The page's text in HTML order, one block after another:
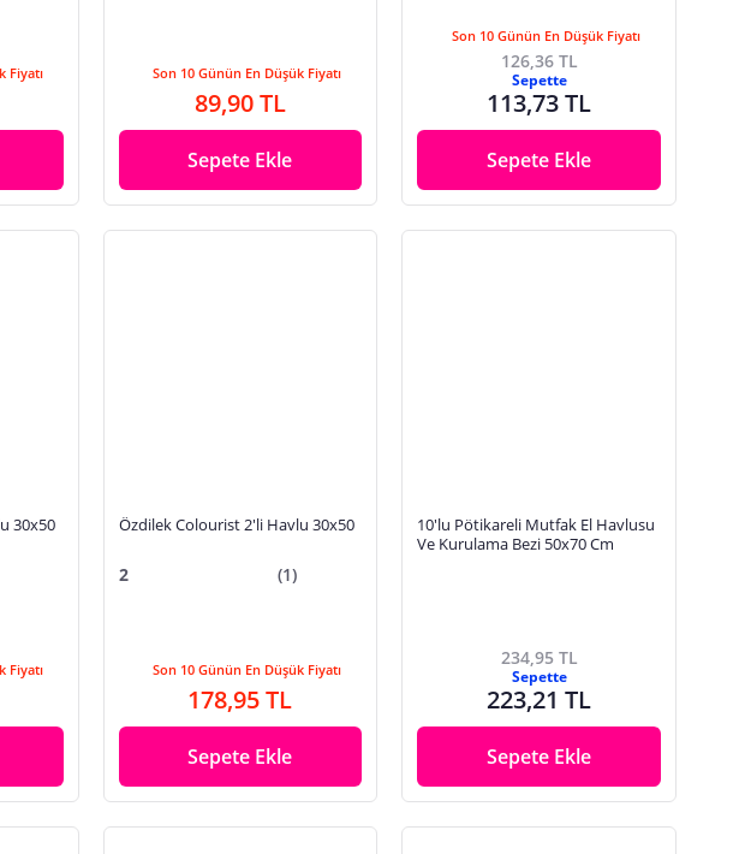
Fiyatı Son 10 Günün En Düşük Fiyatı
89,90 TL
Sepete Ekle
Son 10 Günün En Düşük Fiyatı
126,36 TL
Sepette
113,73 TL
Sepete Ekle
30x50
Fiyatı
Özdilek Colourist 2'li Havlu 30x50
2 (1)
Son 10 Günün En Düşük Fiyatı
178,95 TL
Sepete Ekle
10'lu Pötikareli Mutfak El Havlusu
Ve Kurulama Bezi 50x70 Cm
234,95 TL
Sepette
223,21 TL
Sepete Ekle